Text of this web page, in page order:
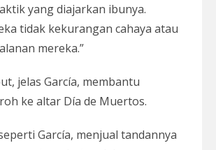
yang diajarkan ibunya.
tidak kekurangan cahaya atau
mereka.”
jelas García, membantu
ke altar Día de Muertos.
García, menjual tandannya